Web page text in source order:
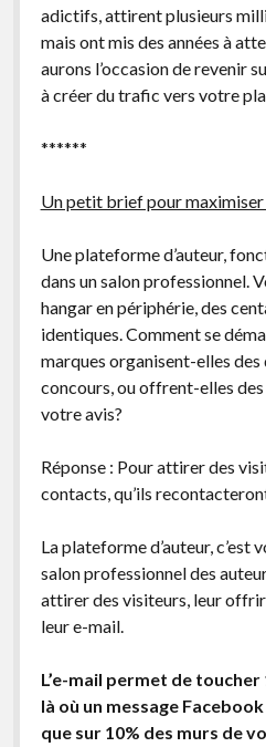
adictifs, attirent plusieurs
mais ont mis des années à
aurons l’occasion de revenir
à créer du trafic vers votre
******
Un petit brief pour maximiser
Une plateforme d’auteur,
dans un salon professionnel.
hangar en périphérie, des
identiques. Comment se
marques organisent-elles des
concours, ou offrent-elles des
votre avis?
Réponse : Pour attirer des
contacts, qu’ils
La plateforme d’auteur, c’est
salon professionnel des
attirer des visiteurs, leur
leur e-mail.
L’e-mail permet de
là où un message
que sur 10% des murs de